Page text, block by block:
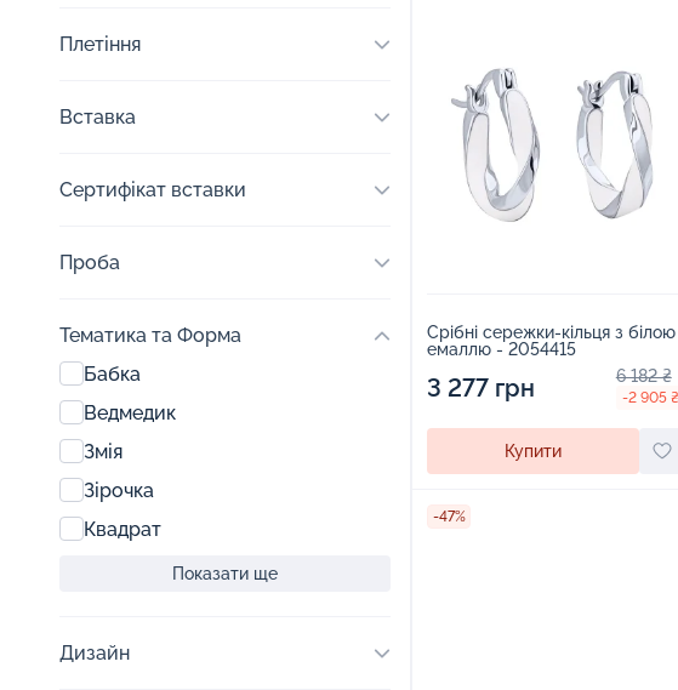
Плетіння
Вставка
Сертифікат вставки
Проба
Тематика та Форма
Бабка
Ведмедик
Змія
Зірочка
Квадрат
Показати ще
Дизайн
Срібні сережки-кільця з білою
емаллю - 2054415
3 277 грн 6 182 ₴
-2 905 ₴
Купити
-47%